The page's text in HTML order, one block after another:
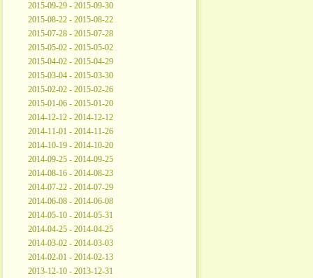
2015-09-29 - 2015-09-30
2015-08-22 - 2015-08-22
2015-07-28 - 2015-07-28
2015-05-02 - 2015-05-02
2015-04-02 - 2015-04-29
2015-03-04 - 2015-03-30
2015-02-02 - 2015-02-26
2015-01-06 - 2015-01-20
2014-12-12 - 2014-12-12
2014-11-01 - 2014-11-26
2014-10-19 - 2014-10-20
2014-09-25 - 2014-09-25
2014-08-16 - 2014-08-23
2014-07-22 - 2014-07-29
2014-06-08 - 2014-06-08
2014-05-10 - 2014-05-31
2014-04-25 - 2014-04-25
2014-03-02 - 2014-03-03
2014-02-01 - 2014-02-13
2013-12-10 - 2013-12-31